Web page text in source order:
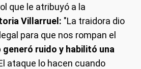
que le atribuyó a la
Villarruel: "La traidora dio
para que nos rompan el
generó ruido y habilitó una
ataque lo hacen cuando